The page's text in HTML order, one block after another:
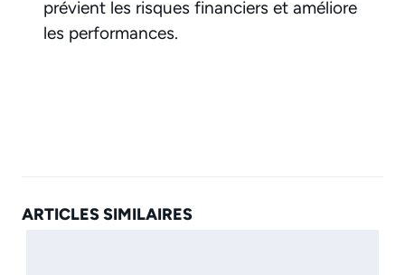
prévient les risques financiers et améliore
les performances.
ARTICLES SIMILAIRES